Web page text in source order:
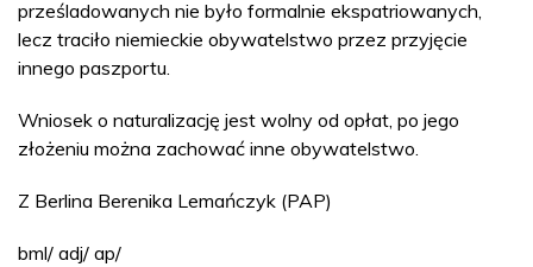
prześladowanych nie było formalnie ekspatriowanych,
lecz traciło niemieckie obywatelstwo przez przyjęcie
innego paszportu.
Wniosek o naturalizację jest wolny od opłat, po jego
złożeniu można zachować inne obywatelstwo.
Z Berlina Berenika Lemańczyk (PAP)
bml/ adj/ ap/